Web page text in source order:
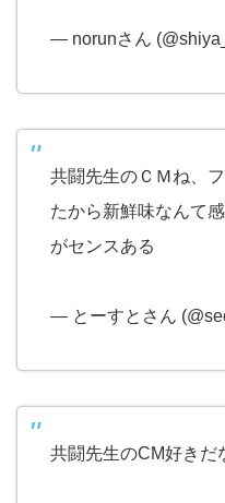
— norunさん
共闘先生のＣＭね、
たから新鮮味なんて
がセンスある
— とーすとさん
共闘先生のCM好きだ